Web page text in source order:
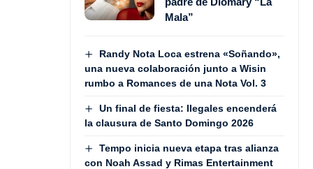
Mala”
Randy Nota Loca estrena «Soñando»,
una nueva colaboración junto a Wisin
rumbo a Romances de una Nota Vol. 3
Un final de fiesta: Ilegales encenderá
la clausura de Santo Domingo 2026
Tempo inicia nueva etapa tras alianza
con Noah Assad y Rimas Entertainment